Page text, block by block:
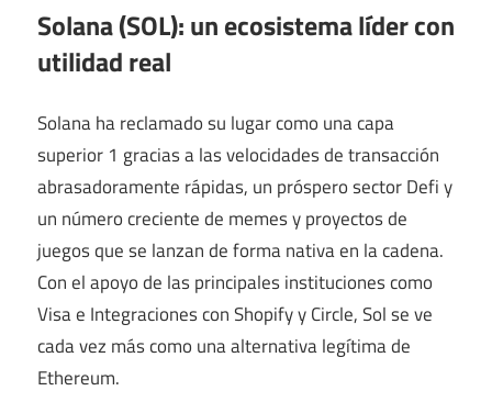
Solana (SOL): un ecosistema líder con
utilidad real
Solana ha reclamado su lugar como una capa
superior 1 gracias a las velocidades de transacción
abrasadoramente rápidas, un próspero sector Defi y
un número creciente de memes y proyectos de
juegos que se lanzan de forma nativa en la cadena.
Con el apoyo de las principales instituciones como
Visa e Integraciones con Shopify y Circle, Sol se ve
cada vez más como una alternativa legítima de
Ethereum.